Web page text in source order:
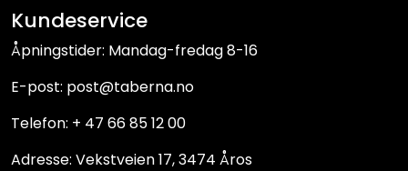
Kundeservice
Åpningstider: Mandag-fredag 8-16
E-post: post@taberna.no
Telefon: + 47 66 85 12 00
Adresse: Vekstveien 17, 3474 Åros